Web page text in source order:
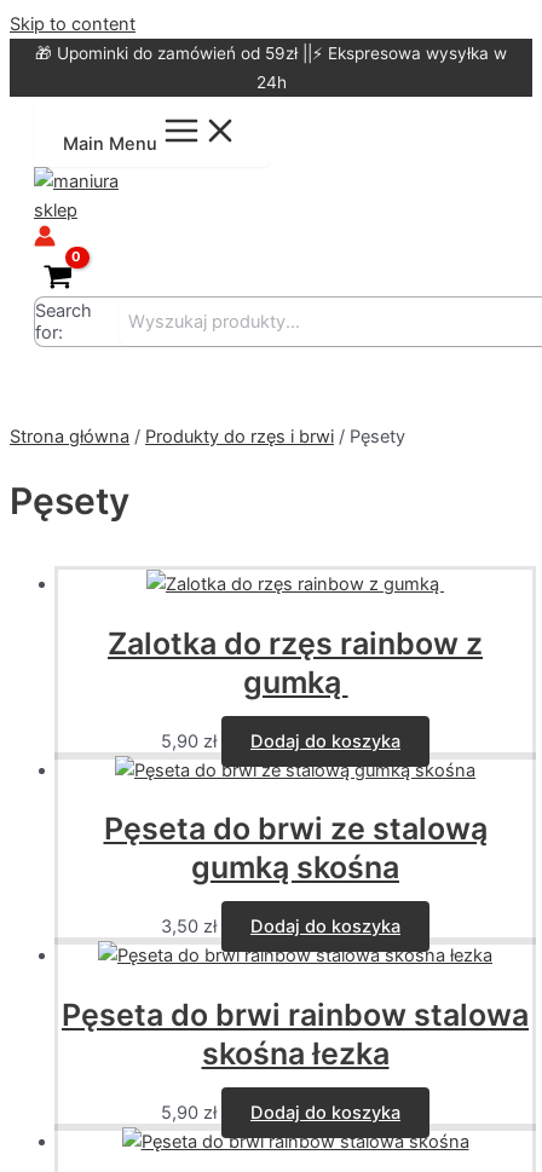
Skip to content
🎁 Upominki do zamówień od 59zł ||⚡ Ekspresowa wysyłka w
24h
Main Menu
Search
for:
Strona główna / Produkty do rzęs i brwi / Pęsety
Pęsety
Zalotka do rzęs rainbow z
gumką
5,90 zł Dodaj do koszyka
Pęseta do brwi ze stalową
gumką skośna
3,50 zł Dodaj do koszyka
Pęseta do brwi rainbow stalowa
skośna łezka
5,90 zł Dodaj do koszyka